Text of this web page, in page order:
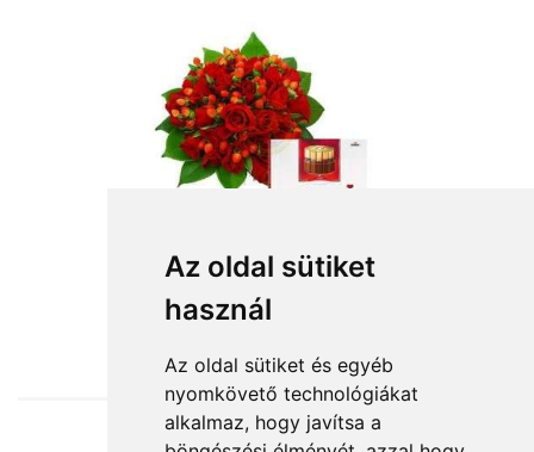
Az oldal sütiket
használ
Az oldal sütiket és egyéb
nyomkövető technológiákat
alkalmaz, hogy javítsa a
Szerelmi vallomás
47 400 Ft-tól